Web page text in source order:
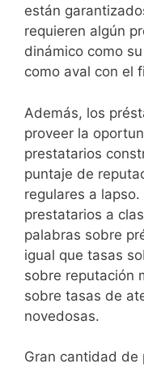
están
requieren algún
dinámico como
como aval con el
Además, los
proveer la
prestatarios
puntaje de
regulares a
prestatarios a
palabras sobre
igual que tasas
sobre reputación
sobre tasas de
novedosas.
Gran cantidad de